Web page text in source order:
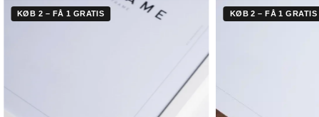
KØB 2 – FÅ 1 GRATIS KØB 2 – FÅ 1 GRATIS